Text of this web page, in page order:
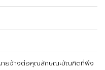
นายจ้างต่อคุณลักษณะบัณฑิตที่พึง